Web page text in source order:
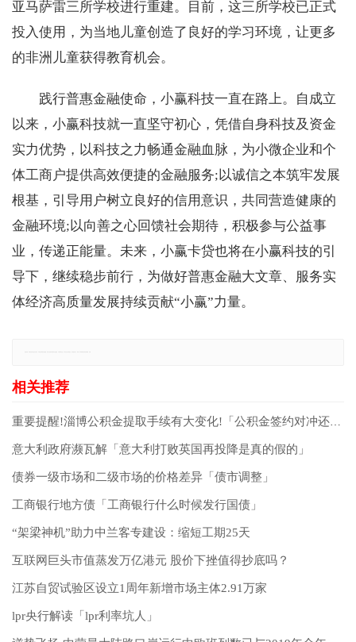
亚马萨雷三所学校进行重建。目前，这三所学校已正式
投入使用，为当地儿童创造了良好的学习环境，让更多
的非洲儿童获得教育机会。
践行普惠金融使命，小赢科技一直在路上。自成立
以来，小赢科技就一直坚守初心，凭借自身科技及资金
实力优势，以科技之力畅通金融血脉，为小微企业和个
体工商户提供高效便捷的金融服务;以诚信之本筑牢发展
根基，引导用户树立良好的信用意识，共同营造健康的
金融环境;以向善之心回馈社会期待，积极参与公益事
业，传递正能量。未来，小赢卡贷也将在小赢科技的引
导下，继续稳步前行，为做好普惠金融大文章、服务实
体经济高质量发展持续贡献“小赢”力量。
重要提醒!淄博公积金提取手续有大变化!「公积金签约对冲还贷还可以提取吗」
意大利政府濒瓦解「意大利打败英国再投降是真的假的」
债券一级市场和二级市场的价格差异「债市调整」
工商银行地方债「工商银行什么时候发行国债」
“架梁神机”助力中兰客专建设：缩短工期25天
互联网巨头市值蒸发万亿港元 股价下挫值得抄底吗？
江苏自贸试验区设立1周年新增市场主体2.91万家
lpr央行解读「lpr利率坑人」